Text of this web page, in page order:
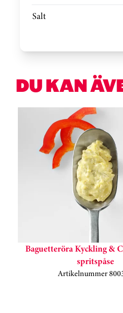
Salt
DU KAN
Hoppa över kortkarusell
Baguetteröra Kyckling &
spritspåse
Artikelnummer